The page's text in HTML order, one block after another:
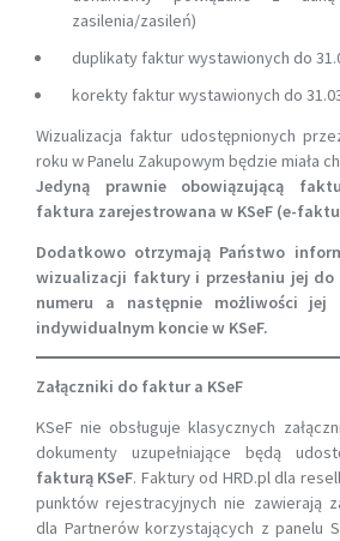
zasilenia/zasileń)
duplikaty faktur wystawionych do
korekty faktur wystawionych do
Wizualizacja faktur udostępnionych
roku w Panelu Zakupowym będzie miała
Jedyną prawnie obowiązującą
faktura zarejestrowana w KSeF (e-
Dodatkowo otrzymają Państwo
wizualizacji faktury i przesłaniu jej do
numeru a następnie możliwości jej
indywidualnym koncie w KSeF.
Załączniki do faktur a KSeF
KSeF nie obsługuje klasycznych
dokumenty uzupełniające będą
fakturą KSeF. Faktury od HRD.pl dla
punktów rejestracyjnych nie zawierają
dla Partnerów korzystających z panelu